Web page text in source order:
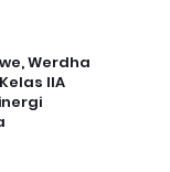
Werdha
IIA